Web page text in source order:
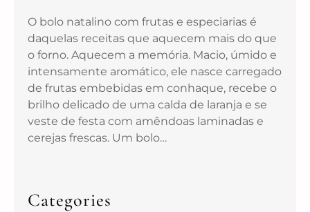
O bolo natalino com frutas e especiarias é
daquelas receitas que aquecem mais do que
o forno. Aquecem a memória. Macio, úmido e
intensamente aromático, ele nasce carregado
de frutas embebidas em conhaque, recebe o
brilho delicado de uma calda de laranja e se
veste de festa com amêndoas laminadas e
cerejas frescas. Um bolo…
Categories